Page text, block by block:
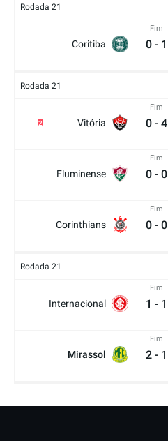
Rodada 21
Coritiba
Fim
0 - 1
Rodada 21
Vitória
2
Fim
0 - 4
Fluminense
Fim
0 - 0
Corinthians
Fim
0 - 0
Rodada 21
Internacional
Fim
1 - 1
Mirassol
Fim
2 - 1